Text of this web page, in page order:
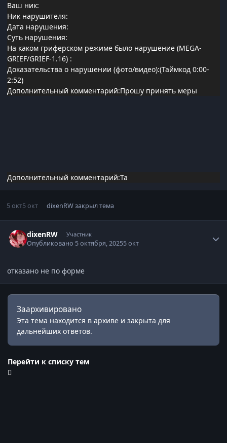
Ваш ник:
Ник нарушителя:
Дата нарушения:
Суть нарушения:
На каком гриферском режиме было нарушение (MEGA-
GRIEF/GRIEF-1.16) :
Доказательства о нарушении (фото/видео):(Таймкод 0:00-
2:52)
Дополнительный комментарий:Прошу принять меры
Дополнительный комментарий:Та
5 окт5 окт dixenRWзакрыл тема
dixenRW Участник
Опубликовано 5 октября, 20255 окт
отказано не по форме
Заархивировано
Эта тема находится в архиве и закрыта для
дальнейших ответов.
Перейти к списку тем